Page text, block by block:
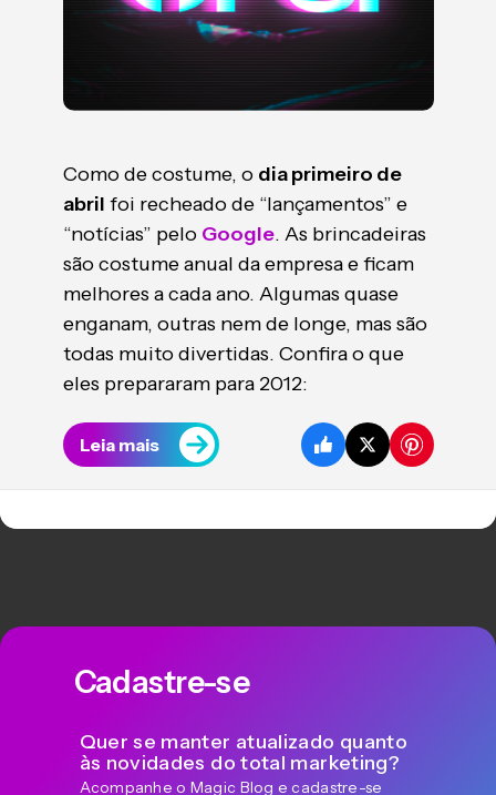
Como de costume, o dia primeiro de
abril foi recheado de “lançamentos” e
“notícias” pelo Google. As brincadeiras
são costume anual da empresa e ficam
melhores a cada ano. Algumas quase
enganam, outras nem de longe, mas são
todas muito divertidas. Confira o que
eles prepararam para 2012:
Leia mais
Cadastre-se
Quer se manter atualizado quanto
às novidades do total marketing?
Acompanhe o Magic Blog e cadastre-se